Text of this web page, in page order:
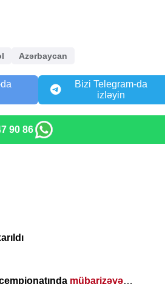
Azərbaycan
Bizi Telegram-da
izləyin
90 86
mübarizəyə